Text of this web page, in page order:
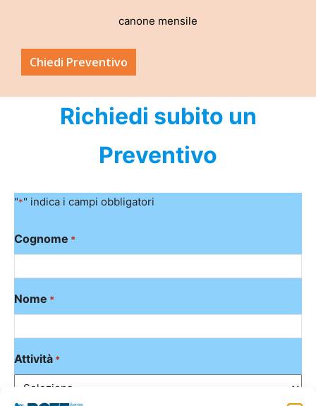
canone mensile
Chiedi Preventivo
Richiedi subito un
Preventivo
"*" indica i campi obbligatori
Cognome *
Nome *
Attività *